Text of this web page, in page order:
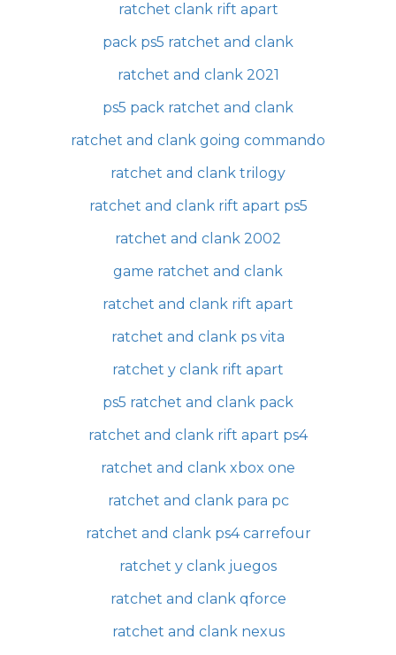
ratchet clank rift apart
pack ps5 ratchet and clank
ratchet and clank 2021
ps5 pack ratchet and clank
ratchet and clank going commando
ratchet and clank trilogy
ratchet and clank rift apart ps5
ratchet and clank 2002
game ratchet and clank
ratchet and clank rift apart
ratchet and clank ps vita
ratchet y clank rift apart
ps5 ratchet and clank pack
ratchet and clank rift apart ps4
ratchet and clank xbox one
ratchet and clank para pc
ratchet and clank ps4 carrefour
ratchet y clank juegos
ratchet and clank qforce
ratchet and clank nexus